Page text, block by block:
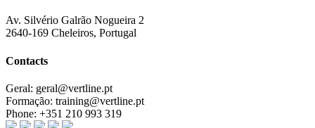
Av. Silvério Galrão Nogueira 2
2640-169 Cheleiros, Portugal
Contacts
Geral: geral@vertline.pt
Formação: training@vertline.pt
Phone: +351 210 993 319